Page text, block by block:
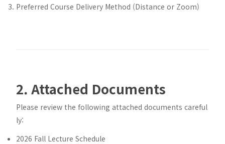
Preferred Course Delivery Method (Distance or Zoom)
2. Attached Documents
Please review the following attached documents careful
ly:
2026 Fall Lecture Schedule